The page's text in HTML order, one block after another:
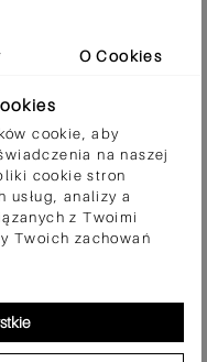
że każda z Was
W tym sklepie
czyli zamienniki
SKIMS. Jeśli
to! Można
casualowo, a
propozycja na
to narzucenie na
do tego długie
mała torebka
będzie wyglądać
ramoneską
w tak
O Cookies
cookie, aby
na naszej
cookie stron
usług, analizy a
z Twoimi
Twoich zachowań